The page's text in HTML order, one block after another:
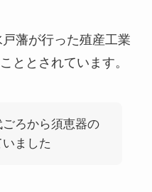
藩が行った殖産工業
ととされています。
ろから須恵器の
ました